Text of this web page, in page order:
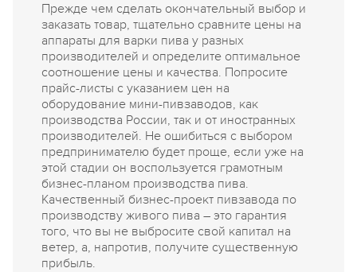
Прежде чем сделать окончательный выбор и
заказать товар, тщательно сравните цены на
аппараты для варки пива у разных
производителей и определите оптимальное
соотношение цены и качества. Попросите
прайс-листы с указанием цен на
оборудование мини-пивзаводов, как
производства России, так и от иностранных
производителей. Не ошибиться с выбором
предпринимателю будет проще, если уже на
этой стадии он воспользуется грамотным
бизнес-планом производства пива.
Качественный бизнес-проект пивзавода по
производству живого пива – это гарантия
того, что вы не выбросите свой капитал на
ветер, а, напротив, получите существенную
прибыль.